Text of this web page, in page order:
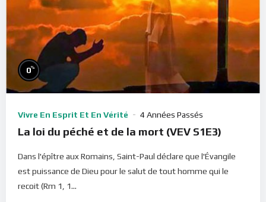
0%
Vivre En Esprit Et En Vérité 4 Années Passés
La loi du péché et de la mort (VEV S1E3)
Dans l'épître aux Romains, Saint-Paul déclare que l'Évangile
est puissance de Dieu pour le salut de tout homme qui le
recoit (Rm 1, 1...